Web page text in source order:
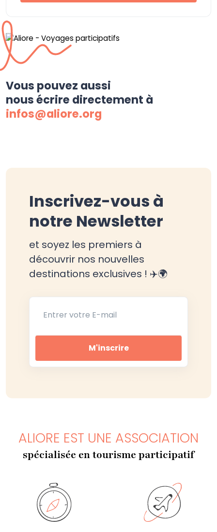
Vous pouvez aussi
nous écrire directement à
infos@aliore.org
Inscrivez-vous à
notre Newsletter
et soyez les premiers à
découvrir nos nouvelles
destinations exclusives ! ✈️🌍
M'inscrire
ALIORE EST UNE ASSOCIATION
spécialisée en tourisme participatif